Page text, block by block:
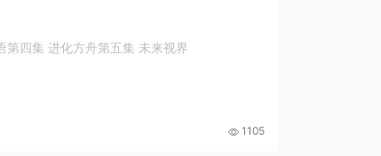
第四集 进化方舟第五集 未来视界
1105